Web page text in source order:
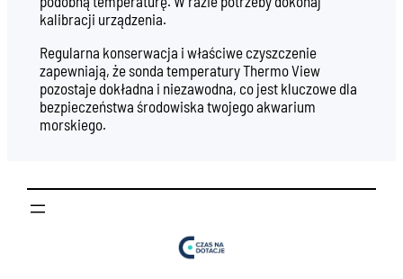
kalibracji urządzenia.
Regularna konserwacja i właściwe czyszczenie
zapewniają, że sonda temperatury Thermo View
pozostaje dokładna i niezawodna, co jest kluczowe dla
bezpieczeństwa środowiska twojego akwarium
morskiego.